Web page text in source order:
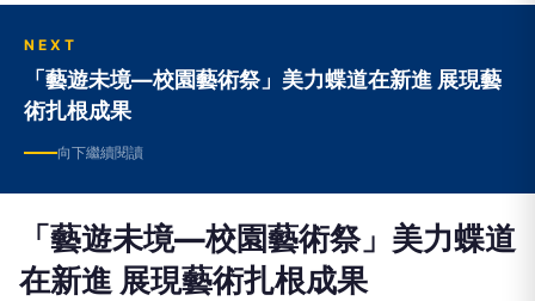
NEXT
「藝遊未境—校園藝術祭」美力蝶道在新進 展現藝
術扎根成果
向下繼續閱讀
「藝遊未境—校園藝術祭」美力蝶道
在新進 展現藝術扎根成果